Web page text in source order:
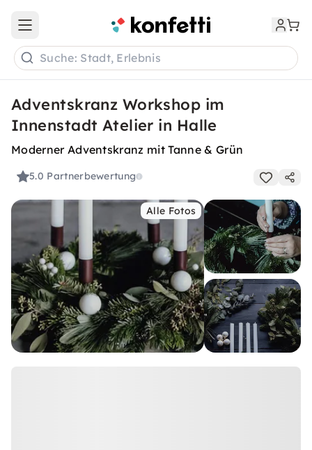
Open main menu
Suche: Stadt, Erlebnis
Adventskranz Workshop im
Innenstadt Atelier in Halle
Moderner Adventskranz mit Tanne & Grün
5.0 Partnerbewertung
Alle Fotos